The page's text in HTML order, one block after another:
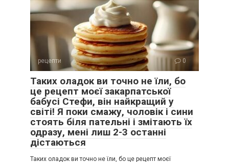
рецепти 0
Таких оладок ви точно не їли, бо
це рецепт моєї закарпатської
бабусі Стефи, він найкращий у
світі! Я поки смажу, чоловік і сини
стоять біля пательні і змітають їх
одразу, мені лиш 2-3 останні
дістаються
Таких оладок ви точно не їли, бо це рецепт моєї